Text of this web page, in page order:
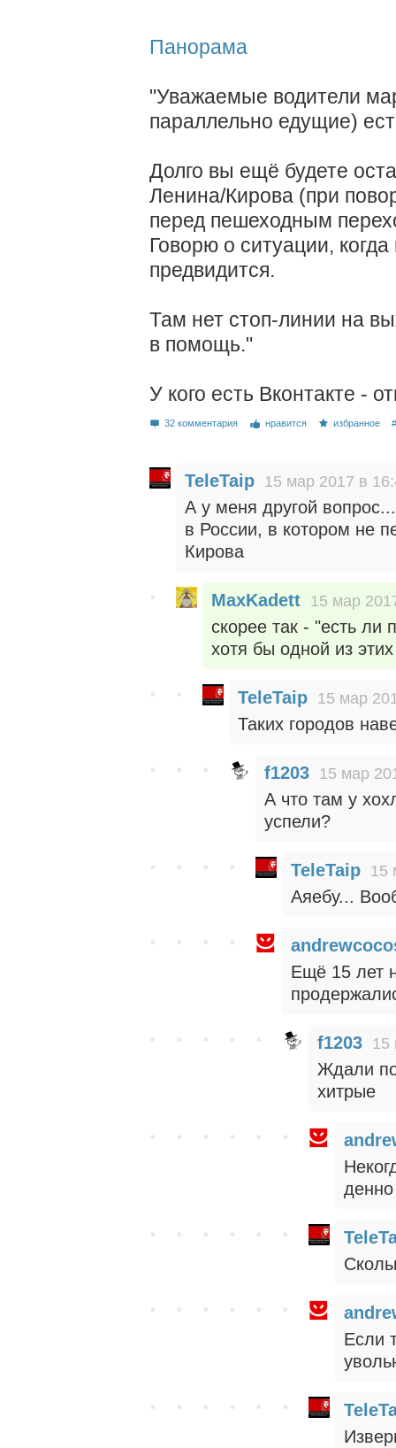
Панорама
"Уважаемые водители
параллельно едущие)
Долго вы ещё будете
Ленина/Кирова (при
перед пешеходным
Говорю о ситуации,
предвидится.
Там нет стоп-линии на
в помощь."
У кого есть Вконтакте -
32 комментария нравится избранное
TeleTaip 15 мар 2017 в
А у меня другой
в России, в котором не
Кирова
MaxKadett 15 мар
скорее так - "есть ли
хотя бы одной из
TeleTaip 15 мар
Таких городов
f1203 15 мар
А что там у
успели?
TeleTaip 15
Аяебу...
Ещё 15 лет
f1203 15
Ждали
хитрые
Если